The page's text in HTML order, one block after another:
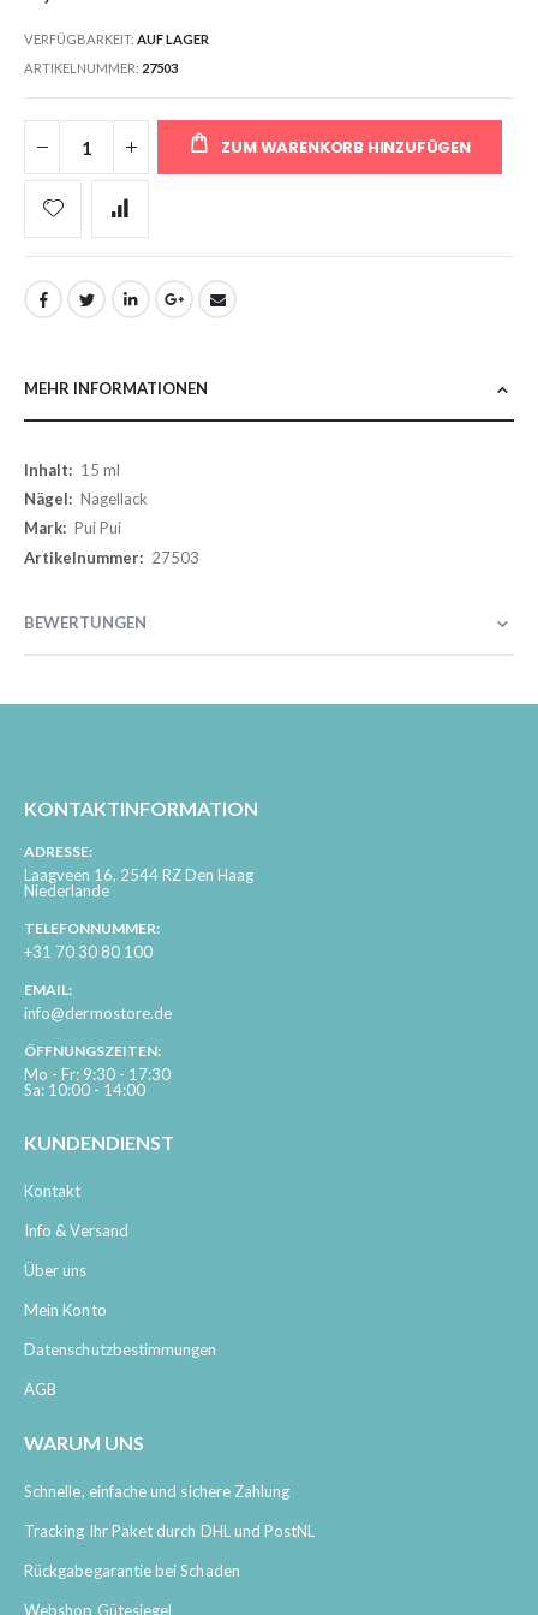
VERFÜGBARKEIT: AUF LAGER
ARTIKELNUMMER 27503
ZUM WARENKORB HINZUFÜGEN
MEHR INFORMATIONEN
Mehr
Informationen
15 ml
Nagellack
Pui Pui
27503
BEWERTUNGEN
KONTAKTINFORMATION
ADRESSE:
Laagveen 16, 2544 RZ Den Haag
Niederlande
TELEFONNUMMER:
+31 70 30 80 100
EMAIL:
info@dermostore.de
ÖFFNUNGSZEITEN:
Mo - Fr: 9:30 - 17:30
Sa: 10:00 - 14:00
KUNDENDIENST
Kontakt
Info & Versand
Über uns
Mein Konto
Datenschutzbestimmungen
AGB
WARUM UNS
Schnelle, einfache und sichere Zahlung
Tracking Ihr Paket durch DHL und PostNL
Rückgabegarantie bei Schaden
Webshop Gütesiegel